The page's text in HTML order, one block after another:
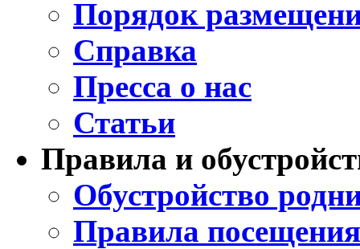
Порядок
Справка
Пресса о нас
Статьи
Правила и
Обустройство
Правила